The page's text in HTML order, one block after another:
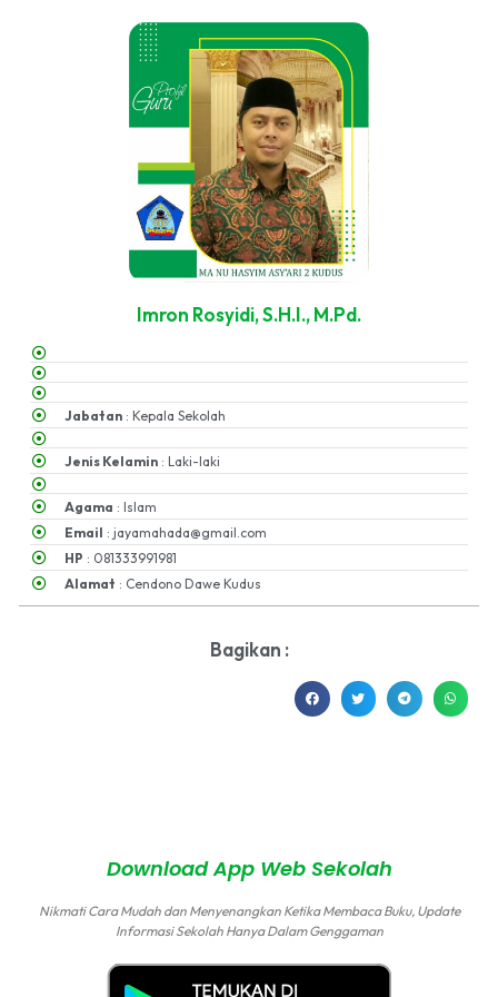
Imron Rosyidi, S.H.I., M.Pd.
Jabatan : Kepala Sekolah
Jenis Kelamin : Laki-laki
Agama : Islam
Email : jayamahada@gmail.com
HP : 081333991981
Alamat : Cendono Dawe Kudus
Bagikan :
Download App Web Sekolah
Nikmati Cara Mudah dan Menyenangkan Ketika Membaca Buku, Update
Informasi Sekolah Hanya Dalam Genggaman